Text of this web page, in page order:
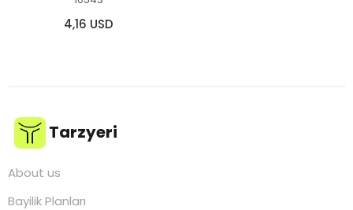
4,16 USD
Tarzyeri
About us
Bayilik Planları